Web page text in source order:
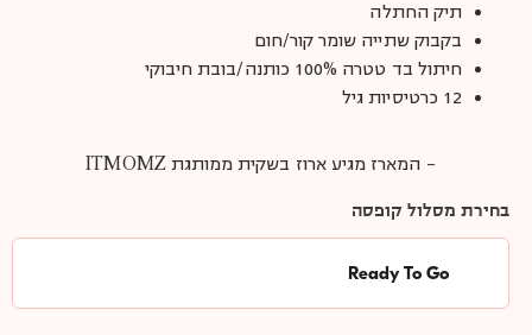
תיק החתלה
בקבוק שתייה שומר קור/חום
חיתול בד טטרה 100% כותנה/בובת חיבוקי
12 כרטיסיות גיל
– המארז מגיע ארוז בשקית ממותגת ITMOMZ
בחירת מסלול קופסה
Ready To Go